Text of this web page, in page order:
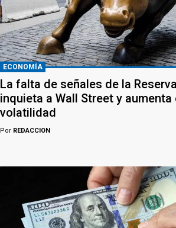
ECONOMÍA
La falta de señales de la
inquieta a Wall Street y
volatilidad
Por REDACCION